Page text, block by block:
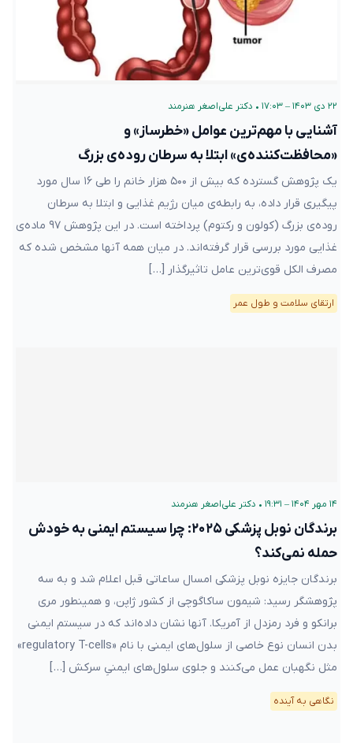
۲۲ دی ۱۴۰۳ – ۱۷:۰۳ • دکتر علی‌اصغر هنرمند
آشنایی با مهم‌ترین عوامل «خطرساز» و
«محافظت‌کننده‌ی» ابتلا به سرطان‌ روده‌ی بزرگ
یک پژوهش گسترده که بیش از ۵۰۰ هزار خانم را طی ۱۶ سال مورد
پیگیری قرار داده، به رابطه‌ی میان رژیم غذایی و ابتلا به سرطان‌
روده‌ی بزرگ (کولون و رکتوم) پرداخته است. در این پژوهش ۹۷ ماده‌ی
غذایی مورد بررسی قرار گرفته‌اند. در میان همه آنها مشخص شده که
مصرف الکل قوی‌ترین عامل تاثیرگذار […]
ارتقای سلامت و طول عمر
۱۴ مهر ۱۴۰۴ – ۱۹:۳۱ • دکتر علی‌اصغر هنرمند
برندگان نوبل پزشکی ۲۰۲۵: چرا سیستم ایمنی به خودش
حمله نمی‌کند؟
برندگان جایزه نوبل پزشکی امسال ساعاتی قبل اعلام شد و به سه
پژوهشگر رسید: شیمون ساکاگوچی از کشور ژاپن، و همینطور مری
برانکو و فرد رمزدل از آمریکا. آنها نشان داده‌اند که در سیستم ایمنی
بدن انسان نوع خاصی از سلول‌های ایمنی با نام «regulatory T-cells»
مثل نگهبان عمل می‌کنند و جلوی سلول‌های ایمنیِ سرکش […]
نگاهی به آینده